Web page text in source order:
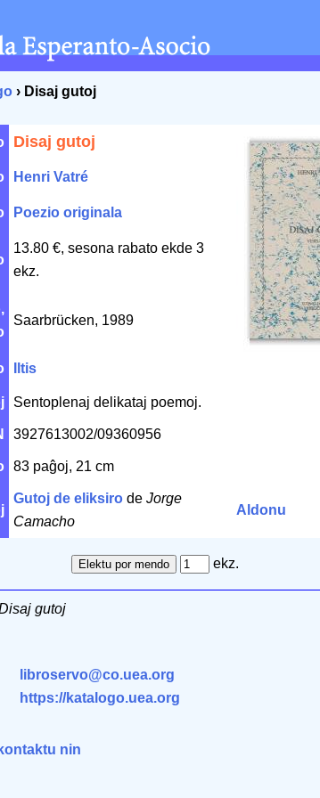
› Disaj gutoj
Disaj gutoj
Henri Vatré
Poezio originala
13.80 €, sesona rabato ekde 3
ekz.
Saarbrücken, 1989
Iltis
Sentoplenaj delikataj poemoj.
3927613002/09360956
83 paĝoj, 21 cm
Gutoj de eliksiro de Jorge
Camacho
Aldonu
ekz.
gutoj
libroservo@co.uea.org
https://katalogo.uea.org
kontaktu nin